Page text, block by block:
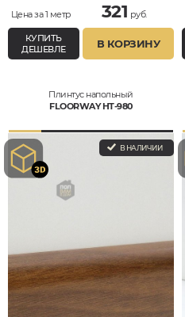
Цена за 1 метр 321 руб.
КУПИТЬ
ДЕШЕВЛЕ
В КОРЗИНУ
Плинтус напольный
FLOORWAY HT-980
В НАЛИЧИИ